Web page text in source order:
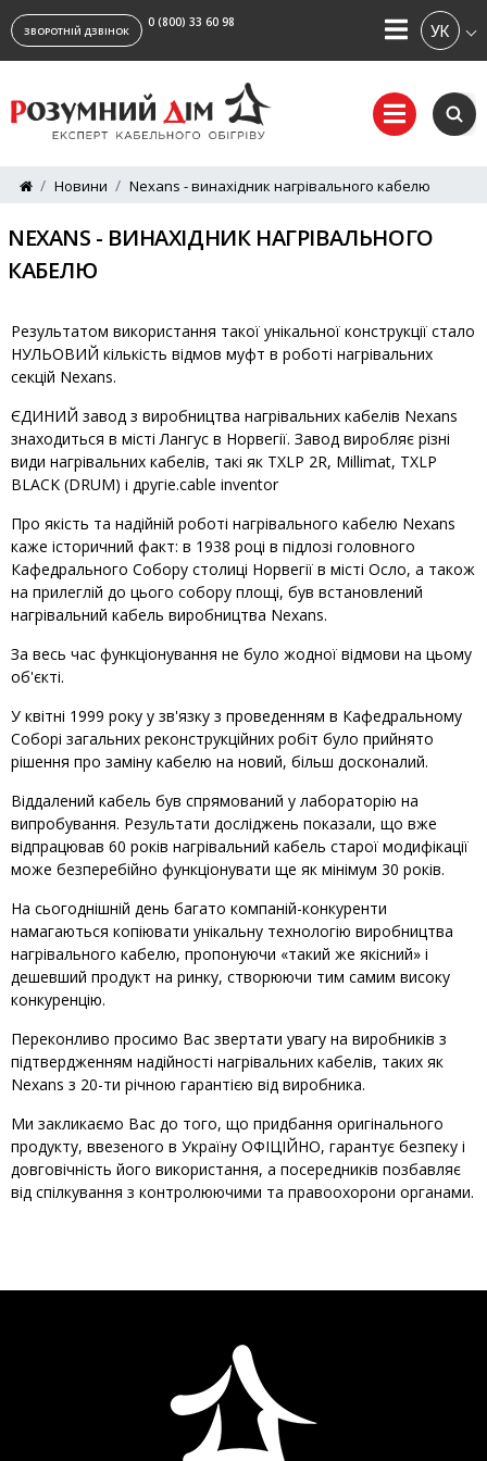
ЗВОРОТНІЙ ДЗВІНОК
0 (800) 33 60 98
Новини Nexans - винахідник нагрівального кабелю
NEXANS - ВИНАХІДНИК НАГРІВАЛЬНОГО
КАБЕЛЮ
Результатом використання такої унікальної конструкції стало
НУЛЬОВИЙ кількість відмов муфт в роботі нагрівальних
секцій Nexans.
ЄДИНИЙ завод з виробництва нагрівальних кабелів Nexans
знаходиться в місті Лангус в Норвегії. Завод виробляє різні
види нагрівальних кабелів, такі як TXLP 2R, Millimat, TXLP
BLACK (DRUM) і другіе.cable inventor
Про якість та надійній роботі нагрівального кабелю Nexans
каже історичний факт: в 1938 році в підлозі головного
Кафедрального Собору столиці Норвегії в місті Осло, а також
на прилеглій до цього собору площі, був встановлений
нагрівальний кабель виробництва Nexans.
За весь час функціонування не було жодної відмови на цьому
об'єкті.
У квітні 1999 року у зв'язку з проведенням в Кафедральному
Соборі загальних реконструкційних робіт було прийнято
рішення про заміну кабелю на новий, більш досконалий.
Віддалений кабель був спрямований у лабораторію на
випробування. Результати досліджень показали, що вже
відпрацював 60 років нагрівальний кабель старої модифікації
може безперебійно функціонувати ще як мінімум 30 років.
На сьогоднішній день багато компаній-конкуренти
намагаються копіювати унікальну технологію виробництва
нагрівального кабелю, пропонуючи «такий же якісний» і
дешевший продукт на ринку, створюючи тим самим високу
конкуренцію.
Переконливо просимо Вас звертати увагу на виробників з
підтвердженням надійності нагрівальних кабелів, таких як
Nexans з 20-ти річною гарантією від виробника.
Ми закликаємо Вас до того, що придбання оригінального
продукту, ввезеного в Україну ОФІЦІЙНО, гарантує безпеку і
довговічність його використання, а посередників позбавляє
від спілкування з контролюючими та правоохорони органами.